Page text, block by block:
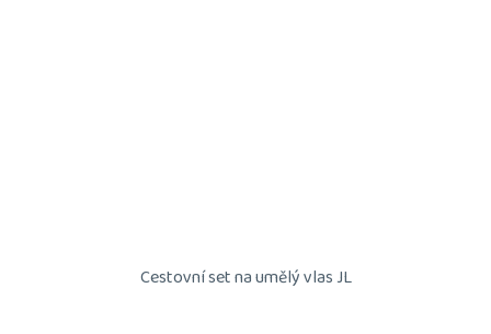
Cestovní set na umělý vlas JL